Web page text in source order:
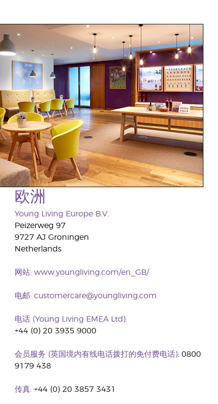
欧洲
Young Living Europe B.V.
Peizerweg 97
9727 AJ Groningen
Netherlands
网站: www.youngliving.com/en_GB/
电邮: customercare@youngliving.com
电话 (Young Living EMEA Ltd):
+44 (0) 20 3935 9000
会员服务 (英国境内有线电话拨打的免付费电话): 0800
9179 438
传真: +44 (0) 20 3857 3431